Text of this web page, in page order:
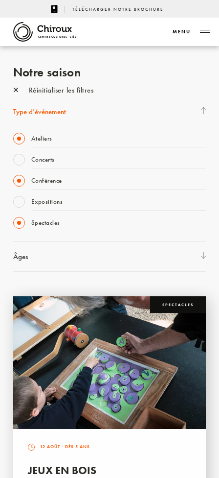
TÉLÉCHARGER NOTRE BROCHURE
CENTRE CULTUREL - LIÈGE
MENU
Notre saison
Réinitialiser les filtres
Type d’événement
Ateliers
Concerts
Conférence
Expositions
Spectacles
Âges
SPECTACLES
12 AOÛT - DÈS 5 ANS
JEUX EN BOIS